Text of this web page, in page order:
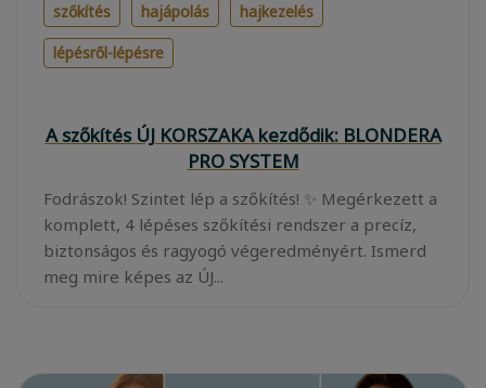
szőkítés
hajápolás
hajkezelés
lépésről-lépésre
A szőkítés ÚJ KORSZAKA kezdődik: BLONDERA
PRO SYSTEM
Fodrászok! Szintet lép a szőkítés! ✨ Megérkezett a
komplett, 4 lépéses szőkítési rendszer a precíz,
biztonságos és ragyogó végeredményért. Ismerd
meg mire képes az ÚJ...